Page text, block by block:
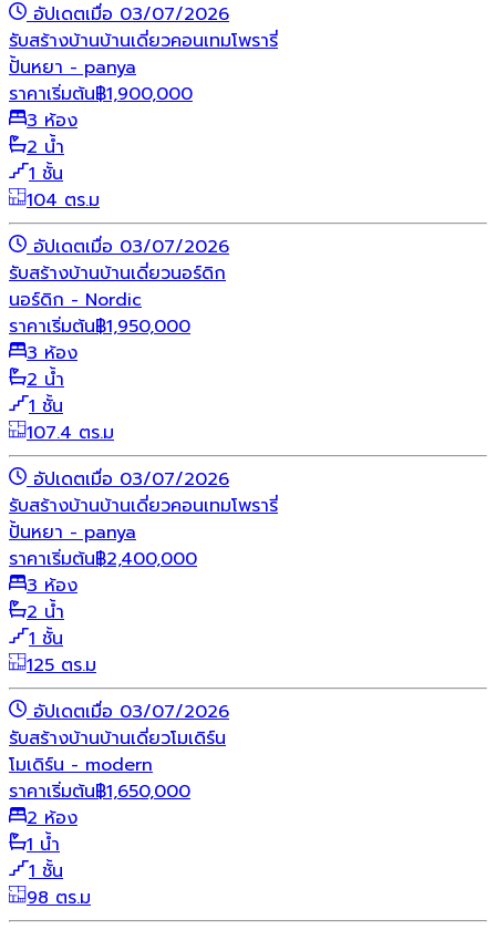
อัปเดตเมื่อ 03/07/2026
รับสร้างบ้านบ้านเดี่ยวคอนเทมโพรารี่
ปั้นหยา - panya
ราคาเริ่มต้น฿1,900,000
3 ห้อง
2 น้ำ
1 ชั้น
104 ตร.ม
อัปเดตเมื่อ 03/07/2026
รับสร้างบ้านบ้านเดี่ยวนอร์ดิก
นอร์ดิก - Nordic
ราคาเริ่มต้น฿1,950,000
3 ห้อง
2 น้ำ
1 ชั้น
107.4 ตร.ม
อัปเดตเมื่อ 03/07/2026
รับสร้างบ้านบ้านเดี่ยวคอนเทมโพรารี่
ปั้นหยา - panya
ราคาเริ่มต้น฿2,400,000
3 ห้อง
2 น้ำ
1 ชั้น
125 ตร.ม
อัปเดตเมื่อ 03/07/2026
รับสร้างบ้านบ้านเดี่ยวโมเดิร์น
โมเดิร์น - modern
ราคาเริ่มต้น฿1,650,000
2 ห้อง
1 น้ำ
1 ชั้น
98 ตร.ม